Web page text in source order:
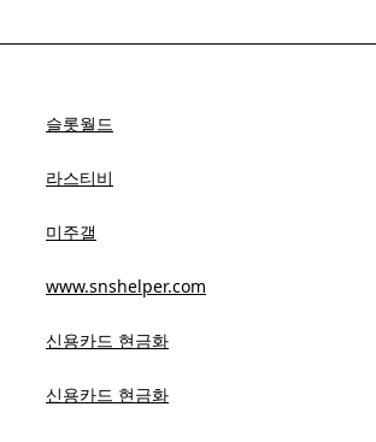
슬롯월드
라스티비
미주갤
www.snshelper.com
신용카드 현금화
신용카드 현금화